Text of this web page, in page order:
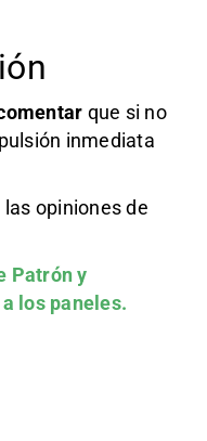
que si no
inmediata
opiniones de
Patróny
los paneles.